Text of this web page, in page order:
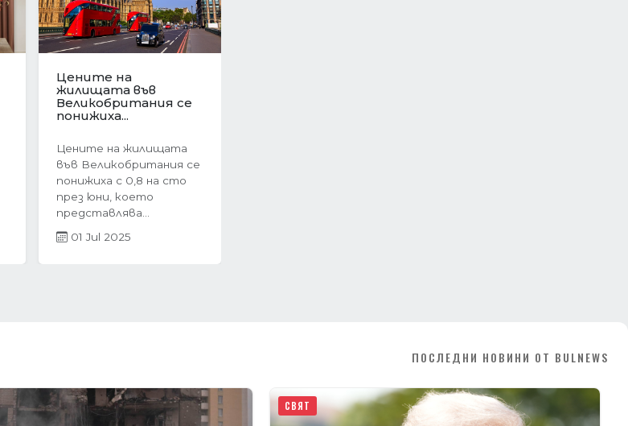
Защо да изберете
ново
строителство?
Предимствата на...
Когато става въпрос
за покупка на жилище,
много хора
инстинктивно се
насочват към...
05 Mar 2025
ПОСЛЕДНИ НОВИНИ ОТ BULNEWS
СВЯТ